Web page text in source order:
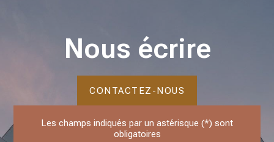
Nous écrire
CONTACTEZ-NOUS
Les champs indiqués par un astérisque (*) sont
obligatoires